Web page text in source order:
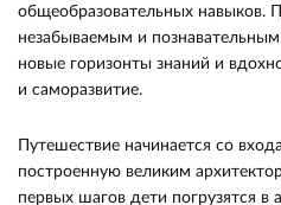
общеобразовательных навыков.
незабываемым и
новые горизонты знаний и
и саморазвитие.
Путешествие начинается со
построенную великим
первых шагов дети погрузятся в